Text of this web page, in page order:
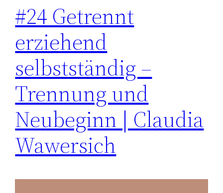
#24 Getrennt
erziehend
selbstständig –
Trennung und
Neubeginn | Claudia
Wawersich